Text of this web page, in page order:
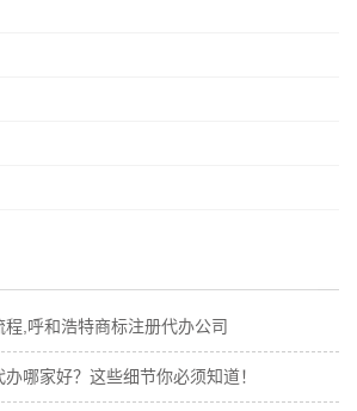
,呼和浩特商标注册代办公司
哪家好？这些细节你必须知道！